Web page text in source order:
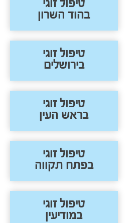
טיפול זוגי
בהוד השרון
טיפול זוגי
בירושלים
טיפול זוגי
בראש העין
טיפול זוגי
בפתח תקווה
טיפול זוגי
במודיעין